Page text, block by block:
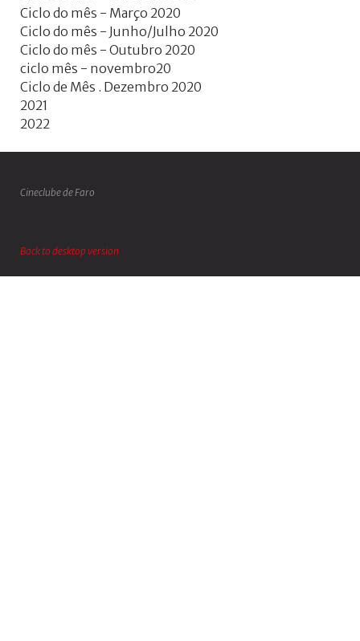
Ciclo do mês - Março 2020
Ciclo do mês - Junho/Julho 2020
Ciclo do mês - Outubro 2020
ciclo mês - novembro20
Ciclo de Mês . Dezembro 2020
2021
2022
Cineclube de Faro
Back to desktop version